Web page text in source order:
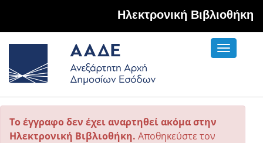
Hλεκτρονική Βιβλιοθήκη
Toggle
Το έγγραφο δεν έχει αναρτηθεί ακόμα στην
Ηλεκτρονική Βιβλιοθήκη. Αποθηκεύστε τον